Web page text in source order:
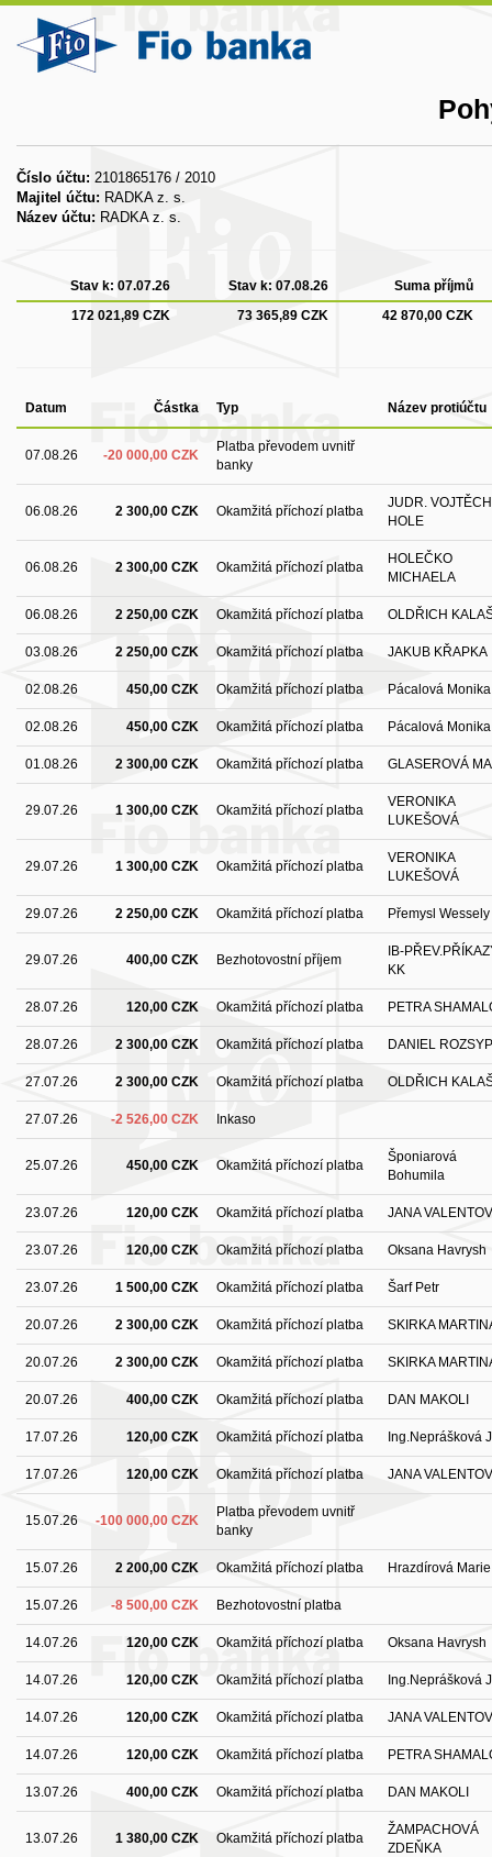
Číslo účtu: 2101865176 / 2010
Majitel účtu: RADKA z. s.
Název účtu: RADKA z. s.
Stav k: 07.07.26 Stav k: 07.08.26
Suma příjmů
172 021,89 CZK
73 365,89 CZK 42 870,00 CZK
Datum Částka Typ Název protiúčtu
07.08.26 -20 000,00 CZK
Platba převodem uvnitř
banky
06.08.26 2 300,00 CZK Okamžitá příchozí platba
JUDR. VOJTĚCH
HOLE
06.08.26 2 300,00 CZK Okamžitá příchozí platba
HOLEČKO
MICHAELA
06.08.26 2 250,00 CZK Okamžitá příchozí platba OLDŘICH
03.08.26 2 250,00 CZK Okamžitá příchozí platba JAKUB KŘAPKA
02.08.26 450,00 CZK Okamžitá příchozí platba Pácalová Monika
02.08.26 450,00 CZK Okamžitá příchozí platba Pácalová Monika
01.08.26 2 300,00 CZK Okamžitá příchozí platba GLASEROVÁ
29.07.26 1 300,00 CZK Okamžitá příchozí platba
VERONIKA
LUKEŠOVÁ
29.07.26 1 300,00 CZK Okamžitá příchozí platba
VERONIKA
LUKEŠOVÁ
29.07.26 2 250,00 CZK Okamžitá příchozí platba Přemysl Wessely
29.07.26 400,00 CZK Bezhotovostní příjem
IB-
KK
28.07.26 120,00 CZK Okamžitá příchozí platba PETRA
28.07.26 2 300,00 CZK Okamžitá příchozí platba DANIEL
27.07.26 2 300,00 CZK Okamžitá příchozí platba OLDŘICH
27.07.26 -2 526,00 CZK Inkaso
25.07.26 450,00 CZK Okamžitá příchozí platba
Šponiarová
Bohumila
23.07.26 120,00 CZK Okamžitá příchozí platba JANA
23.07.26 120,00 CZK Okamžitá příchozí platba Oksana Havrysh
23.07.26 1 500,00 CZK Okamžitá příchozí platba Šarf Petr
20.07.26 2 300,00 CZK Okamžitá příchozí platba SKIRKA
20.07.26 2 300,00 CZK Okamžitá příchozí platba SKIRKA
20.07.26 400,00 CZK Okamžitá příchozí platba DAN MAKOLI
17.07.26 120,00 CZK Okamžitá příchozí platba Ing.Neprášková
17.07.26 120,00 CZK Okamžitá příchozí platba JANA
15.07.26 -100 000,00 CZK
Platba převodem uvnitř
banky
15.07.26 2 200,00 CZK Okamžitá příchozí platba Hrazdírová Marie
15.07.26 -8 500,00 CZK Bezhotovostní platba
14.07.26 120,00 CZK Okamžitá příchozí platba Oksana Havrysh
14.07.26 120,00 CZK Okamžitá příchozí platba Ing.Neprášková
14.07.26 120,00 CZK Okamžitá příchozí platba JANA
14.07.26 120,00 CZK Okamžitá příchozí platba PETRA
13.07.26 400,00 CZK Okamžitá příchozí platba DAN MAKOLI
13.07.26 1 380,00 CZK Okamžitá příchozí platba
ŽAMPACHOVÁ
ZDEŇKA